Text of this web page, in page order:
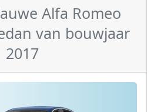
Alfa Romeo
van bouwjaar
2017